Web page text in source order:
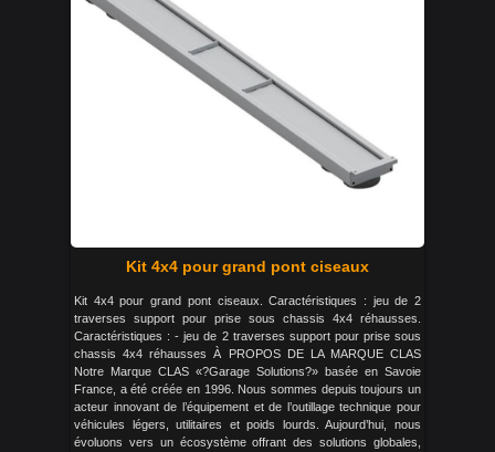
Kit 4x4 pour grand pont ciseaux
Kit 4x4 pour grand pont ciseaux. Caractéristiques : jeu de 2
traverses support pour prise sous chassis 4x4 réhausses.
Caractéristiques : - jeu de 2 traverses support pour prise sous
chassis 4x4 réhausses À PROPOS DE LA MARQUE CLAS
Notre Marque CLAS «?Garage Solutions?» basée en Savoie
France, a été créée en 1996. Nous sommes depuis toujours un
acteur innovant de l’équipement et de l’outillage technique pour
véhicules légers, utilitaires et poids lourds. Aujourd’hui, nous
évoluons vers un écosystème offrant des solutions globales,